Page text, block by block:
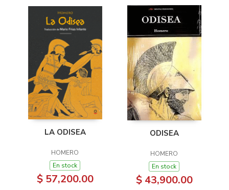
LA ODISEA
HOMERO
En stock
$ 57,200.00
ODISEA
HOMERO
En stock
$ 43,900.00